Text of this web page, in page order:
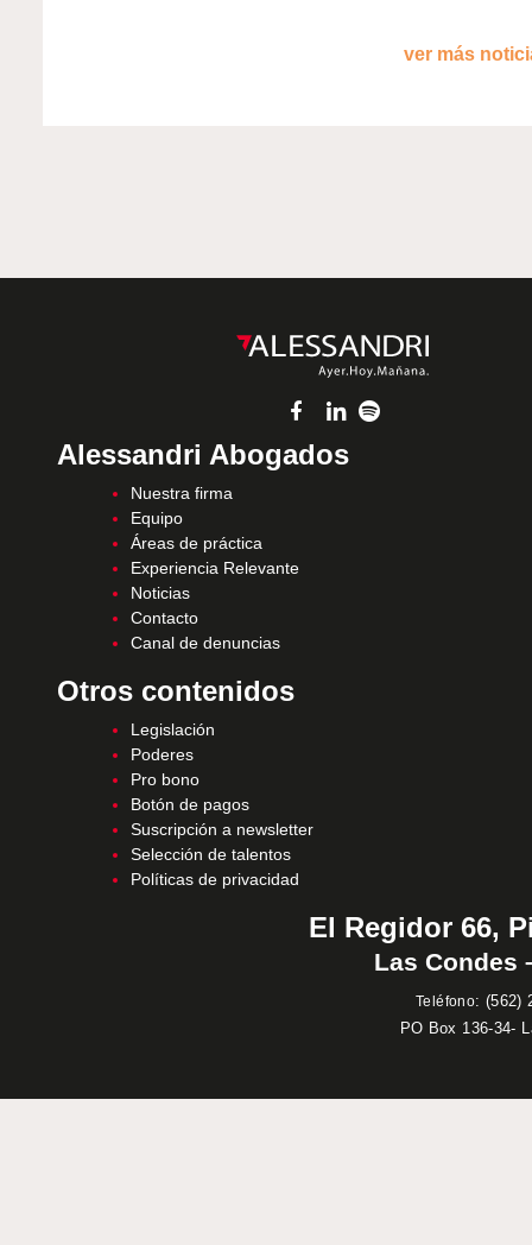
ver más
Alessandri Abogados
Nuestra firma
Equipo
Áreas de práctica
Experiencia Relevante
Noticias
Contacto
Canal de denuncias
Otros contenidos
Legislación
Poderes
Pro bono
Botón de pagos
Suscripción a newsletter
Selección de talentos
Políticas de privacidad
El Regidor 66,
Las Condes
Teléfono: (562)
PO Box 136-34-